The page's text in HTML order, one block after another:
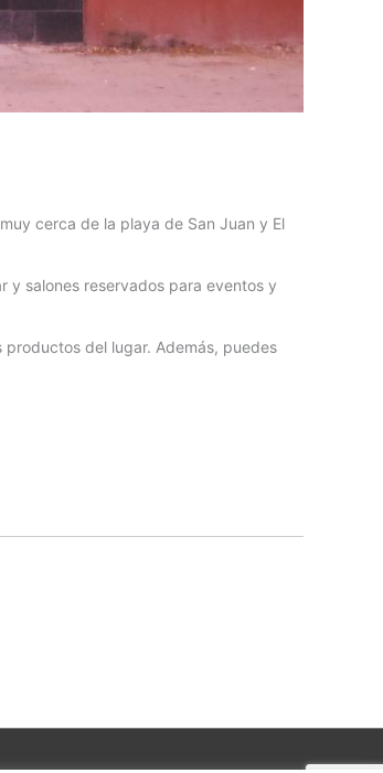
cerca de la playa de San Juan y El
y salones reservados para eventos y
productos del lugar. Además, puedes